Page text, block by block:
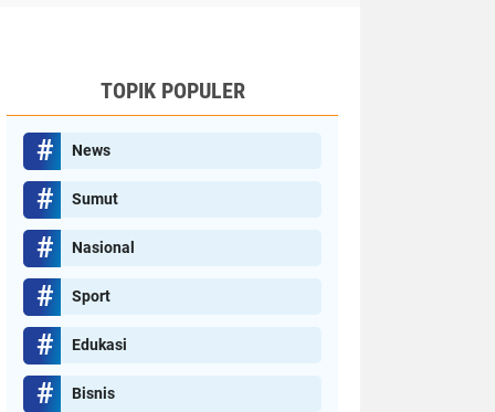
TOPIK POPULER
News
Sumut
Nasional
Sport
Edukasi
Bisnis